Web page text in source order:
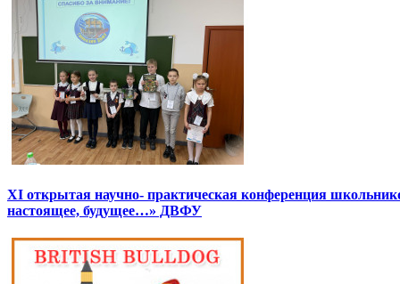
XI открытая научно- практическая конференция
настоящее, будущее…» ДВФУ